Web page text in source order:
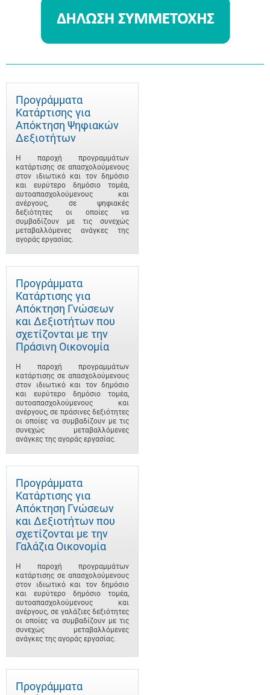
Προγράμματα
Κατάρτισης για
Απόκτηση Ψηφιακών
Δεξιοτήτων
Η παροχή προγραμμάτων
κατάρτισης σε απασχολούμενους
στον ιδιωτικό και τον δημόσιο
και ευρύτερο δημόσιο τομέα,
αυτοαπασχολούμενους και
ανέργους, σε ψηφιακές
δεξιότητες οι οποίες να
συμβαδίζουν με τις συνεχώς
μεταβαλλόμενες ανάγκες της
αγοράς εργασίας.
Προγράμματα
Κατάρτισης για
Απόκτηση Γνώσεων
και Δεξιοτήτων που
σχετίζονται με την
Πράσινη Οικονομία
Η παροχή προγραμμάτων
κατάρτισης σε απασχολούμενους
στον ιδιωτικό και τον δημόσιο
και ευρύτερο δημόσιο τομέα,
αυτοαπασχολούμενους και
ανέργους, σε πράσινες δεξιότητες
οι οποίες να συμβαδίζουν με τις
συνεχώς μεταβαλλόμενες
ανάγκες της αγοράς εργασίας.
Προγράμματα
Κατάρτισης για
Απόκτηση Γνώσεων
και Δεξιοτήτων που
σχετίζονται με την
Γαλάζια Οικονομία
Η παροχή προγραμμάτων
κατάρτισης σε απασχολούμενους
στον ιδιωτικό και τον δημόσιο
και ευρύτερο δημόσιο τομέα,
αυτοαπασχολούμενους και
ανέργους, σε γαλάζιες δεξιότητες
οι οποίες να συμβαδίζουν με τις
συνεχώς μεταβαλλόμενες
ανάγκες της αγοράς εργασίας.
Προγράμματα